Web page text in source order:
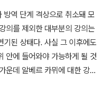
딩은 과
명 이 책이 어렵고 지루하기 짝
만 일단 읽고나서는 손을 놓을
이 늘어난 것도, 감성적이 된 것
졌을까. 곰곰이 생각해보니 두
엔 너무, 너무, 너무, 너무 바쁜
방역 단계 격상으로 취소돼 모
의를 제외한 대부분의 강의는
된 상태다. 사실 그 이후에도
안에 들어와야 가능하게 될 것
운데 알베르 카뮈에 대한 강의